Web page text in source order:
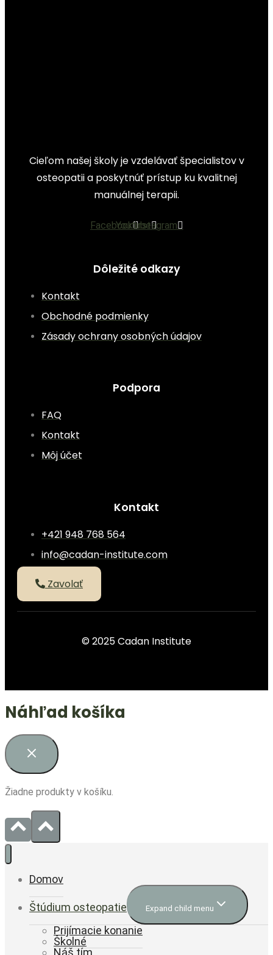
Cieľom našej školy je vzdelávať špecialistov v
osteopatii a poskytnúť prístup ku kvalitnej
manuálnej terapii.
FacebookYoutubeInstagram
Dôležité odkazy
Kontakt
Obchodné podmienky
Zásady ochrany osobných údajov
Podpora
FAQ
Kontakt
Môj účet
Kontakt
+421 948 768 564
info@cadan-institute.com
Zavolať
© 2025 Cadan Institute
Náhľad košíka
Žiadne produkty v košíku.
Domov
Štúdium osteopatie Expand child menu
Prijímacie konanie
Školné
Náš tím